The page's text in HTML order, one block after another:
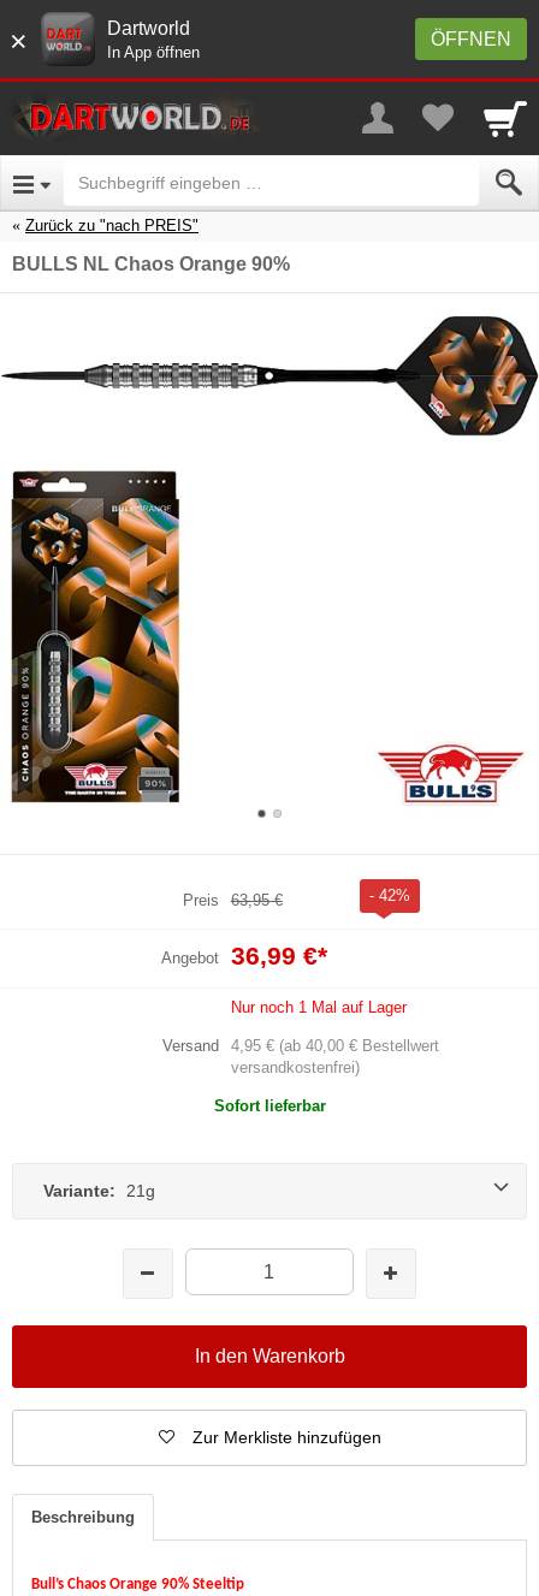
× ÖFFNEN
Dartworld
In App öffnen
Zurück zu "nach PREIS"
BULLS NL Chaos Orange 90%
Preis 63,95 € - 42%
Angebot 36,99 €*
Nur noch 1 Mal auf Lager
Versand
4,95 € (ab 40,00 € Bestellwert
versandkostenfrei)
Sofort lieferbar
Variante: 21g
In den Warenkorb
Zur Merkliste hinzufügen
Beschreibung
Bull’s Chaos Orange 90% Steeltip